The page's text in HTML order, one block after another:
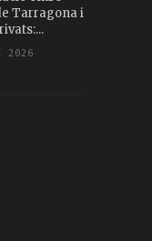
Tarragona i
2026